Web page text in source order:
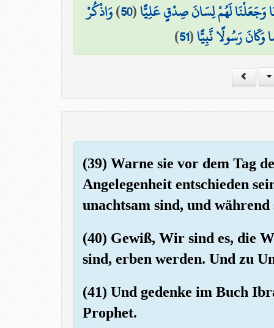
وَجَعَلْنَا لَهُمْ لِسَانَ صِدْقٍ عَلِيًّا(
50
)وَاذْكُرْ
رَسُولًا نَّبِيًّا(
51
)
(39) Warne sie vor dem Tag
Angelegenheit entschieden
unachtsam sind, und
(40) Gewiß, Wir sind es, die
sind, erben werden. Und zu
(41) Und gedenke im Buch
Prophet.